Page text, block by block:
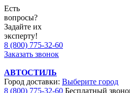
Есть
вопросы?
Задайте их
эксперту!
8 (800) 775-32-60
Заказать звонок
АВТОСТИЛЬ
Город доставки: Выберите город
8 (800) 775-32-60 Бесплатный